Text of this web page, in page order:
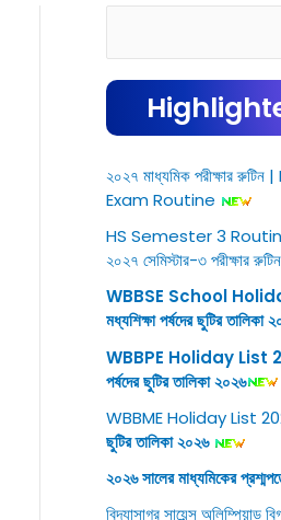
২০২৭ মাধ্যমিক পরীক্ষার
Exam Routine
HS Semester 3 Routine
২০২৭ সেমিস্টার-৩ পরীক্ষার
WBBSE School
মধ্যশিক্ষা পর্ষদের ছুটির তালিকা
WBBPE Holiday List
পর্ষদের ছুটির তালিকা ২০২৬
WBBME Holiday List
ছুটির তালিকা ২০২৬
২০২৬ সালের মাধ্যমিকের
বিদ্যাসাগর সায়েন্স অলিম্পিয়াড